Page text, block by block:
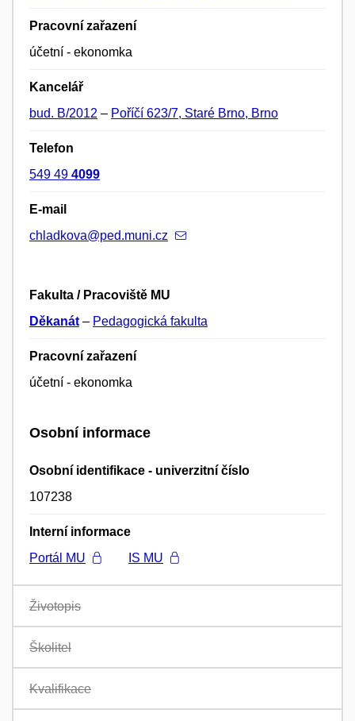
Pracovní zařazení
účetní - ekonomka
Kancelář
bud. B/2012 – Poříčí 623/7, Staré Brno, Brno
Telefon
549 49 4099
E-mail
chladkova@ped.muni.cz
Fakulta / Pracoviště MU
Děkanát – Pedagogická fakulta
Pracovní zařazení
účetní - ekonomka
Osobní informace
Osobní identifikace - univerzitní číslo
107238
Interní informace
Portál MU
IS MU
Životopis
Školitel
Kvalifikace